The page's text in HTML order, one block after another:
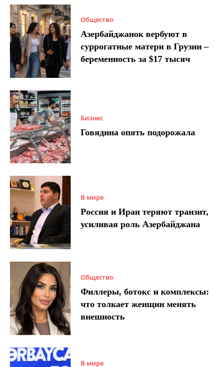
Общество
Азербайджанок вербуют в
суррогатные матери в Грузии –
беременность за $17 тысяч
Бизнес
Говядина опять подорожала
В мире
Россия и Иран теряют транзит,
усиливая роль Азербайджана
Общество
Филлеры, ботокс и комплексы:
что толкает женщин менять
внешность
В мире